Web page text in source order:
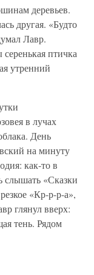
деревьев.
другая. «Будто
Лавр.
птичка
утренний
в лучах
День
на минуту
как-то в
слышать «Сказки
«Кр-р-р-а»,
глянул вверх:
тень. Рядом